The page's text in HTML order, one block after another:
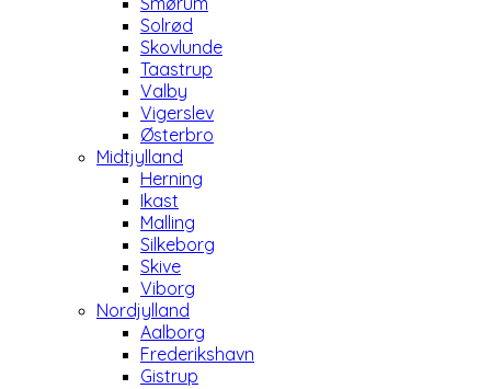
Solrød
Skovlunde
Taastrup
Valby
Vigerslev
Østerbro
Midtjylland
Herning
Ikast
Malling
Silkeborg
Skive
Viborg
Nordjylland
Aalborg
Frederikshavn
Gistrup